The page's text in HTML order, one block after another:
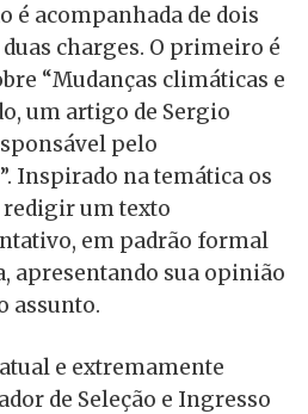
é acompanhada de dois
charges. O primeiro é
“Mudanças climáticas e
um artigo de Sergio
pelo
Inspirado na temática os
redigir um texto
em padrão formal
apresentando sua opinião
assunto.
e extremamente
de Seleção e Ingresso